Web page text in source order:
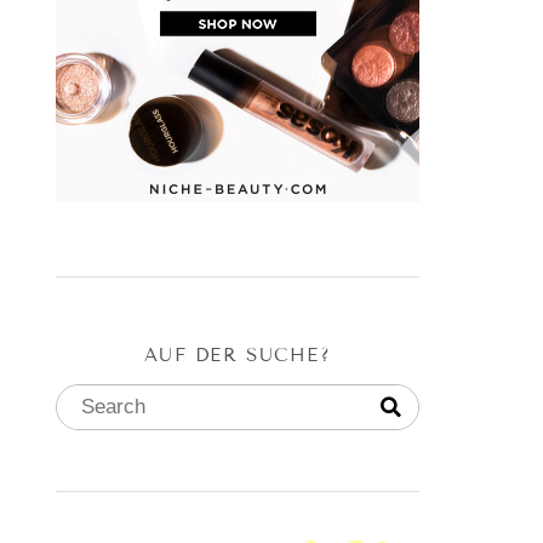
AUF DER SUCHE?